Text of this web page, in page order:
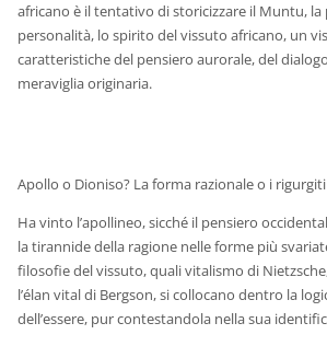
africano è il tentativo di storicizzare il Muntu, la
personalità, lo spirito del vissuto africano, un
caratteristiche del pensiero aurorale, del
meraviglia originaria.
Apollo o Dioniso? La forma razionale o i
Ha vinto l’apollineo, sicché il pensiero
la tirannide della ragione nelle forme più
filosofie del vissuto, quali vitalismo di
l’élan vital di Bergson, si collocano dentro la
dell’essere, pur contestandola nella sua